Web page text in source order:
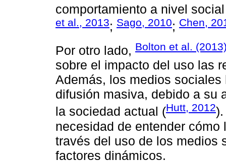
comportamiento a nivel
et al., 2013; Sago, 2010; Chen,
Por otro lado, Bolton et al.
sobre el impacto del uso las
Además, los medios
difusión masiva, debido a su
la sociedad actual (Hutt, 2012
necesidad de entender
través del uso de los medios
factores dinámicos.